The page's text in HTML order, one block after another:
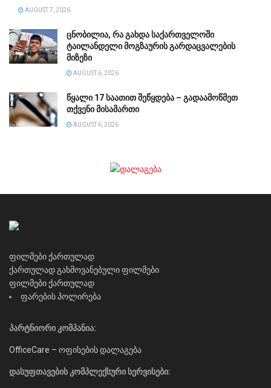
AUGUST 7, 2026
ცნობილია, რა გახდა საქართველოში
ტაილანდელი მოგზაურის გარდაცვალების
მიზეზი
AUGUST 6, 2026
წყალი 17 საათით შეწყდება – გადაამოწმეთ
თქვენი მისამართი
AUGUST 6, 2026
ფილმები ქართულად
ქართულად გახმოვანებული ფილმები
ფილმები ქართულად
ფარების პოლირება
პარტნიორი კომპანია:
OfficeCare – ოფისების დალაგება
დასუფთავების კომპლექსური სერვისები: